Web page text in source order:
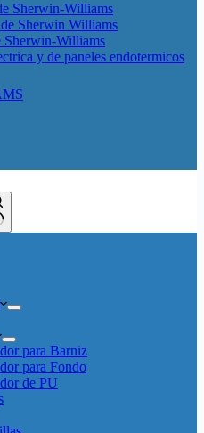
Sherwin-Williams
Sherwin Williams
Sherwin-Williams
y de paneles endotermicos
para Barniz
para Fondo
de PU